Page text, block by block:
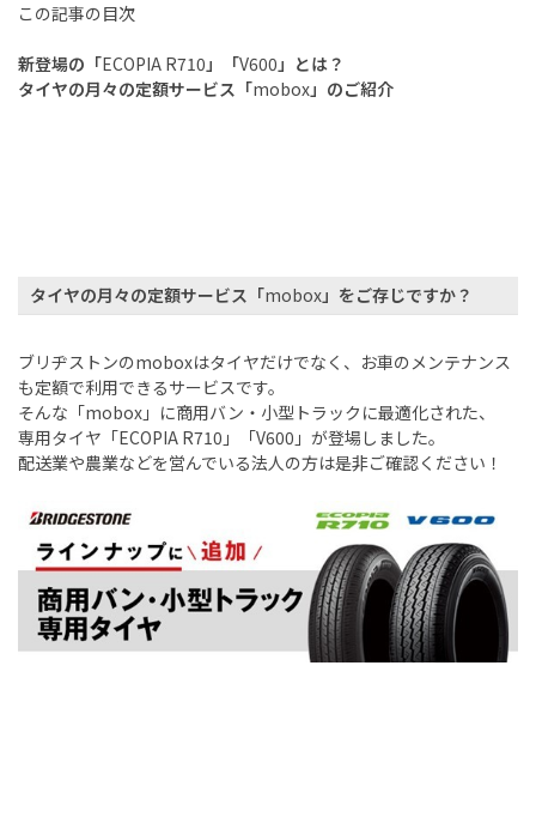
この記事の目次
新登場の「ECOPIA R710」「V600」とは？
タイヤの月々の定額サービス「mobox」のご紹介
タイヤの月々の定額サービス「mobox」をご存じですか？
ブリヂストンのmoboxはタイヤだけでなく、お車のメンテナンス
も定額で利用できるサービスです。
そんな「mobox 」に商用バン・小型トラックに最適化された、
専用タイヤ「ECOPIA R710 」「V600 」が登場しました。
配送業や農業などを営んでいる法人の方は是非ご確認ください！